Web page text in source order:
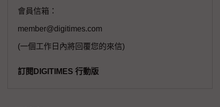
會員信箱：
member@digitimes.com
(一個工作日內將回覆您的來信)
訂閱DIGITIMES 行動版